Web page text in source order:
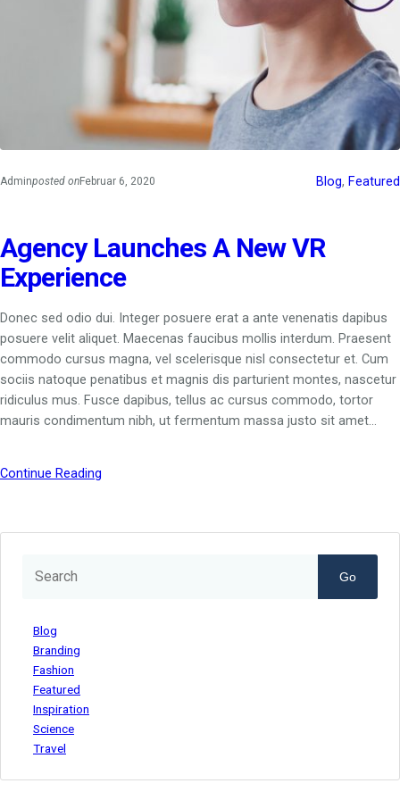
Adminposted onFebruar 6, 2020 Blog, Featured
Agency Launches A New VR
Experience
Donec sed odio dui. Integer posuere erat a ante venenatis dapibus
posuere velit aliquet. Maecenas faucibus mollis interdum. Praesent
commodo cursus magna, vel scelerisque nisl consectetur et. Cum
sociis natoque penatibus et magnis dis parturient montes, nascetur
ridiculus mus. Fusce dapibus, tellus ac cursus commodo, tortor
mauris condimentum nibh, ut fermentum massa justo sit amet…
Continue Reading
Go
Blog
Branding
Fashion
Featured
Inspiration
Science
Travel